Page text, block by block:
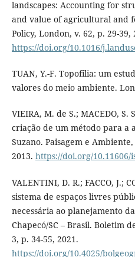
landscapes: Accounting for
and value of agricultural and
Policy, London, v. 62, p. 29-39,
https://doi.org/10.1016/
TUAN, Y.-F. Topofilia: um
valores do meio ambiente.
VIEIRA, M. de S.; MACEDO, S.
criação de um método para a
Suzano. Paisagem e
2013. https://doi.org/10.11606/
VALENTINI, D. R.; FACCO, J.;
sistema de espaços livres
necessária ao planejamento
Chapecó/SC – Brasil. Boletim
3, p. 34-55, 2021.
https://doi.org/10.4025/